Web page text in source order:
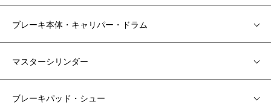
ブレーキ本体・キャリパー・ドラム
マスターシリンダー
ブレーキパッド・シュー